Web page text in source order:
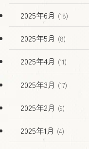
2025年6月 (18)
2025年5月 (8)
2025年4月 (11)
2025年3月 (17)
2025年2月 (9)
2025年1月 (4)